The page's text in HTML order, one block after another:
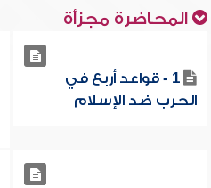
المحاضرة مجزأة
1 - قواعد أربع في
الحرب ضد الإسلام